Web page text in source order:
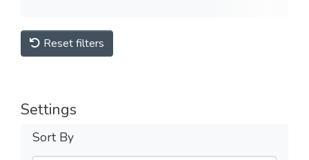
Reset filters
Settings
Sort By